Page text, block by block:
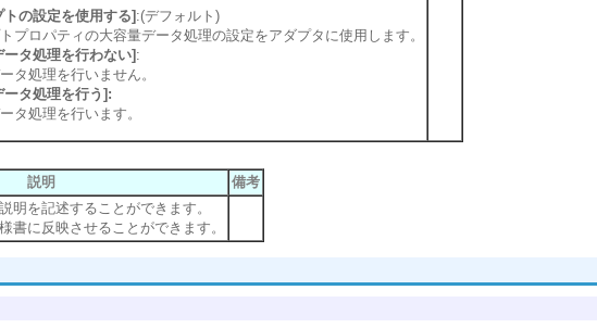
トの設定を使用する]:(デフォルト)
プロパティの大容量データ処理の設定をアダプタに使用します。
ータ処理を行わない]:
タ処理を行いません。
ータ処理を行う]:
タ処理を行います。
説明 備考
明を記述することができます。
書に反映させることができます。